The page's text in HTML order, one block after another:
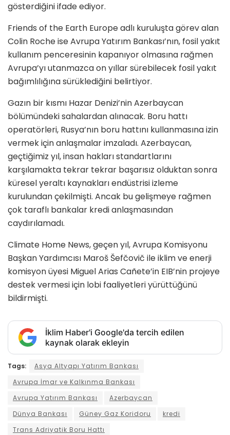
gösterdiğini ifade ediyor.
Friends of the Earth Europe adlı kuruluşta görev alan
Colin Roche ise Avrupa Yatırım Bankası’nın, fosil yakıt
kullanım penceresinin kapanıyor olmasına rağmen
Avrupa’yı utanmazca on yıllar sürebilecek fosil yakıt
bağımlılığına sürüklediğini belirtiyor.
Gazın bir kısmı Hazar Denizi’nin Azerbaycan
bölümündeki sahalardan alınacak. Boru hattı
operatörleri, Rusya’nın boru hattını kullanmasına izin
vermek için anlaşmalar imzaladı. Azerbaycan,
geçtiğimiz yıl, insan hakları standartlarını
karşılamakta tekrar tekrar başarısız olduktan sonra
küresel yeraltı kaynakları endüstrisi izleme
kurulundan çekilmişti. Ancak bu gelişmeye rağmen
çok taraflı bankalar kredi anlaşmasından
caydırılamadı.
Climate Home News, geçen yıl, Avrupa Komisyonu
Başkan Yardımcısı Maroš Šefčovič ile iklim ve enerji
komisyon üyesi Miguel Arias Cañete’in EIB’nin projeye
destek vermesi için lobi faaliyetleri yürüttüğünü
bildirmişti.
İklim Haber'i Google'da tercih edilen
kaynak olarak ekleyin
Tags:
Asya Altyapı Yatırım Bankası
Avrupa İmar ve Kalkınma Bankası
Avrupa Yatırım Bankası
Azerbaycan
Dünya Bankası
Güney Gaz Koridoru
kredi
Trans Adriyatik Boru Hattı